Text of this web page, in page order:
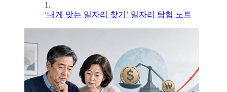
1.
‘내게 맞는 일자리 찾기’ 일자리 탐험 노트